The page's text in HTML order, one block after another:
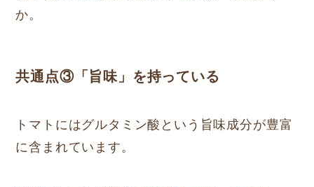
か。
共通点③「旨味」を持っている
トマトにはグルタミン酸という旨味成分が豊富
に含まれています。